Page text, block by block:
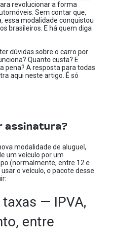
revolucionar a forma
Sem contar que,
essa modalidade conquistou
brasileiros. E há quem diga
dúvidas sobre o carro por
Quanto custa? E
pena? A resposta para todas
aqui neste artigo. É só
assinatura?
modalidade de aluguel,
um veículo por um
(normalmente, entre 12 e
o veículo, o pacote desse
— IPVA,
entre